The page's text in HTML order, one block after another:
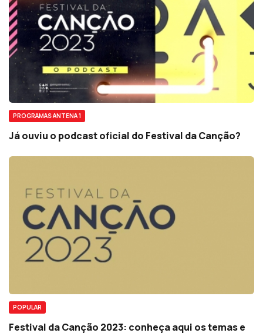
PROGRAMAS ANTENA 1
Já ouviu o podcast oficial do Festival da Canção?
POPULAR
Festival da Canção 2023: conheça aqui os temas e